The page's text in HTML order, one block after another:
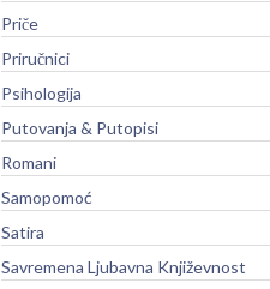
Priče
Priručnici
Psihologija
Putovanja & Putopisi
Romani
Samopomoć
Satira
Savremena Ljubavna Književnost